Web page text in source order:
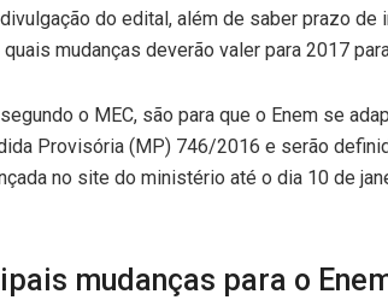
do edital, além de saber prazo
mudanças deverão valer para 2017
o MEC, são para que o Enem se
Provisória (MP) 746/2016 e serão
no site do ministério até o dia 10 de
mudanças para o